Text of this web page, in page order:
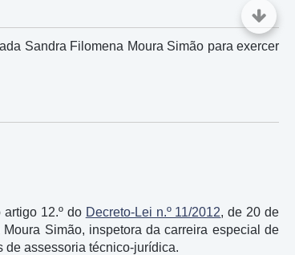
Sandra Filomena Moura Simão para exercer
12.º do Decreto-Lei n.º 11/2012, de 20 de
Simão, inspetora da carreira especial de
de assessoria técnico-jurídica.